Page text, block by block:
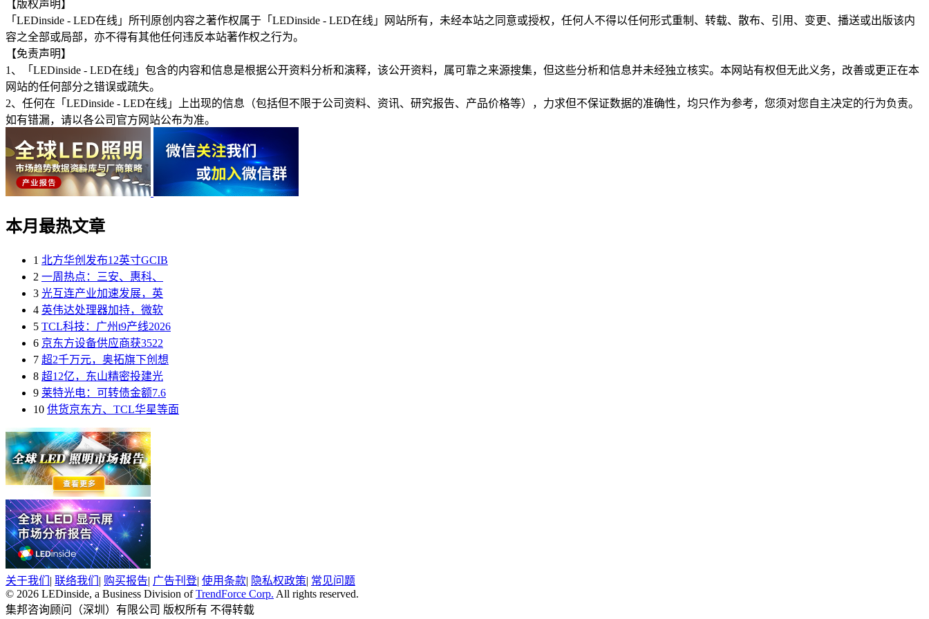
【版权声明】
「LEDinside - LED在线」所刊原创内容之著作权属于「LEDinside - LED在线」网站所有，未经本站之同意或授权，任何人不得以任何形式重制、转载、散布、引用、变更、播送或出版该内
容之全部或局部，亦不得有其他任何违反本站著作权之行为。
【免责声明】
1、「LEDinside - LED在线」包含的内容和信息是根据公开资料分析和演释，该公开资料，属可靠之来源搜集，但这些分析和信息并未经独立核实。本网站有权但无此义务，改善或更正在本
网站的任何部分之错误或疏失。
2、任何在「LEDinside - LED在线」上出现的信息（包括但不限于公司资料、资讯、研究报告、产品价格等），力求但不保证数据的准确性，均只作为参考，您须对您自主决定的行为负责。
如有错漏，请以各公司官方网站公布为准。
本月最热文章
1 北方华创发布12英寸GCIB
2 一周热点：三安、惠科、
3 光互连产业加速发展，英
4 英伟达处理器加持，微软
5 TCL科技：广州t9产线2026
6 京东方设备供应商获3522
7 超2千万元，奥拓旗下创想
8 超12亿，东山精密投建光
9 莱特光电：可转债金额7.6
10 供货京东方、TCL华星等面
关于我们 | 联络我们 | 购买报告| 广告刊登| 使用条款| 隐私权政策| 常见问题
© 2026 LEDinside, a Business Division ofTrendForce Corp. All rights reserved.
集邦咨询顾问（深圳）有限公司 版权所有 不得转载